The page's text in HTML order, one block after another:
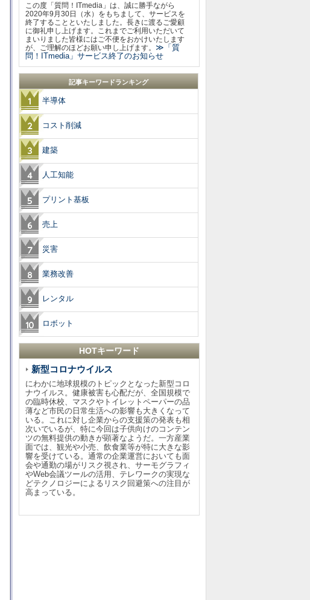
この度「質問！ITmedia」は、誠に勝手ながら
2020年9月30日（水）をもちまして、サービスを
終了することといたしました。長きに渡るご愛顧
に御礼申し上げます。これまでご利用いただいて
まいりました皆様にはご不便をおかけいたします
が、ご理解のほどお願い申し上げます。 ≫「質
問！ITmedia」サービス終了のお知らせ
記事キーワードランキング
半導体
コスト削減
建築
人工知能
プリント基板
売上
災害
業務改善
レンタル
ロボット
HOTキーワード
新型コロナウイルス
にわかに地球規模のトピックとなった新型コロ
ナウイルス。健康被害も心配だが、全国規模で
の臨時休校、マスクやトイレットペーパーの品
薄など市民の日常生活への影響も大きくなって
いる。これに対し企業からの支援策の発表も相
次いでいるが、特に今回は子供向けのコンテン
ツの無料提供の動きが顕著なようだ。一方産業
面では、観光や小売、飲食業等が特に大きな影
響を受けている。通常の企業運営においても面
会や通勤の場がリスク視され、サーモグラフィ
やWeb会議ツールの活用、テレワークの実現な
どテクノロジーによるリスク回避策への注目が
高まっている。